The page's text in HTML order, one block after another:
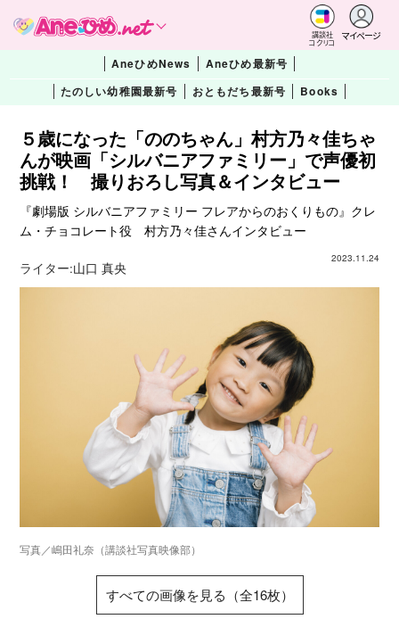
講談社
コクリコ
マイページ
AneひめNews
Aneひめ最新号
たのしい幼稚園最新号
おともだち最新号 Books
５歳になった「ののちゃん」村方乃々佳ちゃ
んが映画「シルバニアファミリー」で声優初
挑戦！ 撮りおろし写真＆インタビュー
『劇場版 シルバニアファミリー フレアからのおくりもの』クレ
ム・チョコレート役 村方乃々佳さんインタビュー
2023.11.24
ライター:山口 真央
写真／嶋田礼奈（講談社写真映像部）
すべての画像を見る（全16枚）